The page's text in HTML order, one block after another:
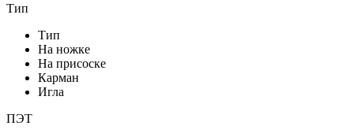
Тип
Тип
На ножке
На присоске
Карман
Игла
ПЭТ